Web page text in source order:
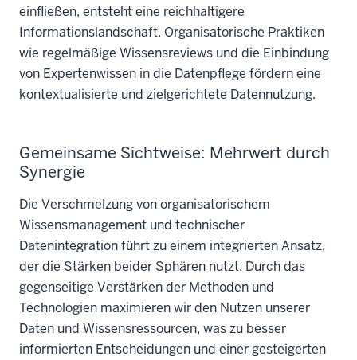
einfließen, entsteht eine reichhaltigere
Informationslandschaft. Organisatorische Praktiken
wie regelmäßige Wissensreviews und die Einbindung
von Expertenwissen in die Datenpflege fördern eine
kontextualisierte und zielgerichtete Datennutzung.
Gemeinsame Sichtweise: Mehrwert durch
Synergie
Die Verschmelzung von organisatorischem
Wissensmanagement und technischer
Datenintegration führt zu einem integrierten Ansatz,
der die Stärken beider Sphären nutzt. Durch das
gegenseitige Verstärken der Methoden und
Technologien maximieren wir den Nutzen unserer
Daten und Wissensressourcen, was zu besser
informierten Entscheidungen und einer gesteigerten